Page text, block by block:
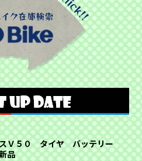
Ｖ５０ タイヤ バッテリー
品